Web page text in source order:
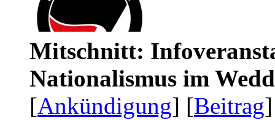
Mitschnitt:
Nationalismus im
[Ankündigung] [Beitrag